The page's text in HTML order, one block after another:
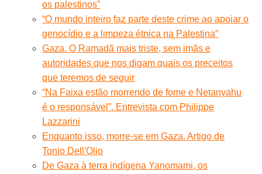
os palestinos”
“O mundo inteiro faz parte deste crime ao apoiar o
genocídio e a limpeza étnica na Palestina”
Gaza. O Ramadã mais triste, sem imãs e
autoridades que nos digam quais os preceitos
que teremos de seguir
“Na Faixa estão morrendo de fome e Netanyahu
é o responsável”. Entrevista com Philippe
Lazzarini
Enquanto isso, morre-se em Gaza. Artigo de
Tonio Dell'Olio
De Gaza à terra indígena Yanomami, os